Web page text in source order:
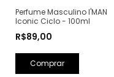
Perfume Masculino I'MAN
Iconic Ciclo - 100ml
R$89,00